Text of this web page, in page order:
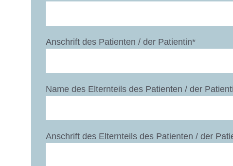
Anschrift des Patienten / der Patientin*
Name des Elternteils des Patienten / der
Anschrift des Elternteils des Patienten / der